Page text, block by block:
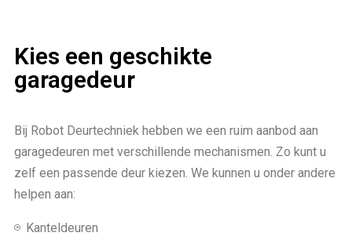
Kies een geschikte
garagedeur
Bij Robot Deurtechniek hebben we een ruim aanbod aan
garagedeuren met verschillende mechanismen. Zo kunt u
zelf een passende deur kiezen. We kunnen u onder andere
helpen aan:
Kanteldeuren